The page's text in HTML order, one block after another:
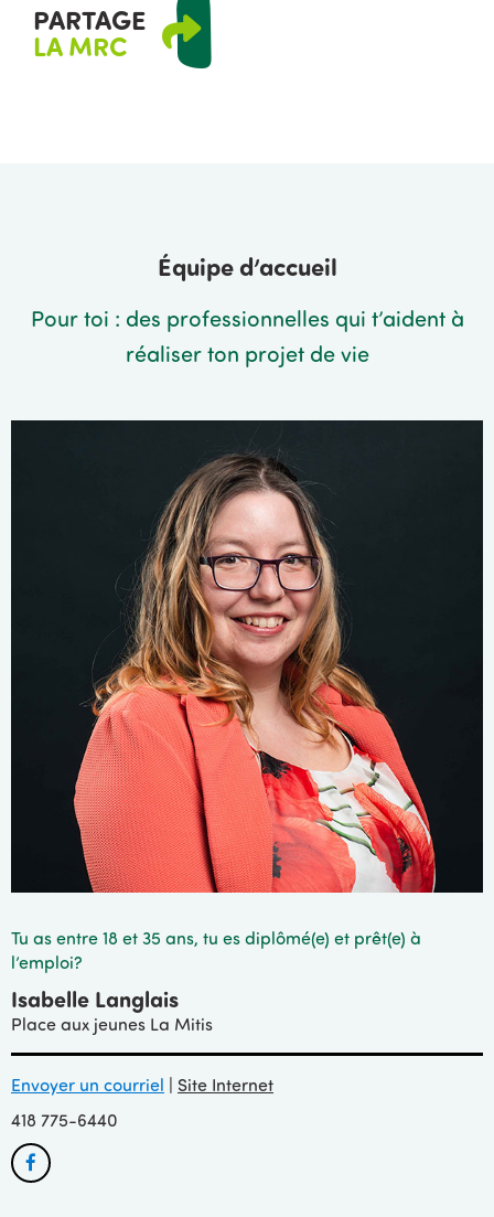
PARTAGE
LA MRC
Équipe d’accueil
Pour toi : des professionnelles qui t’aident à
réaliser ton projet de vie
Tu as entre 18 et 35 ans, tu es diplômé(e) et prêt(e) à
l’emploi?
Isabelle Langlais
Place aux jeunes La Mitis
Envoyer un courriel | Site Internet
418 775-6440
Facebook